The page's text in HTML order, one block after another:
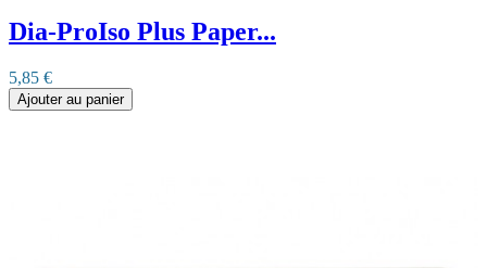
Dia-ProIso Plus Paper...
5,85 €
Ajouter au panier